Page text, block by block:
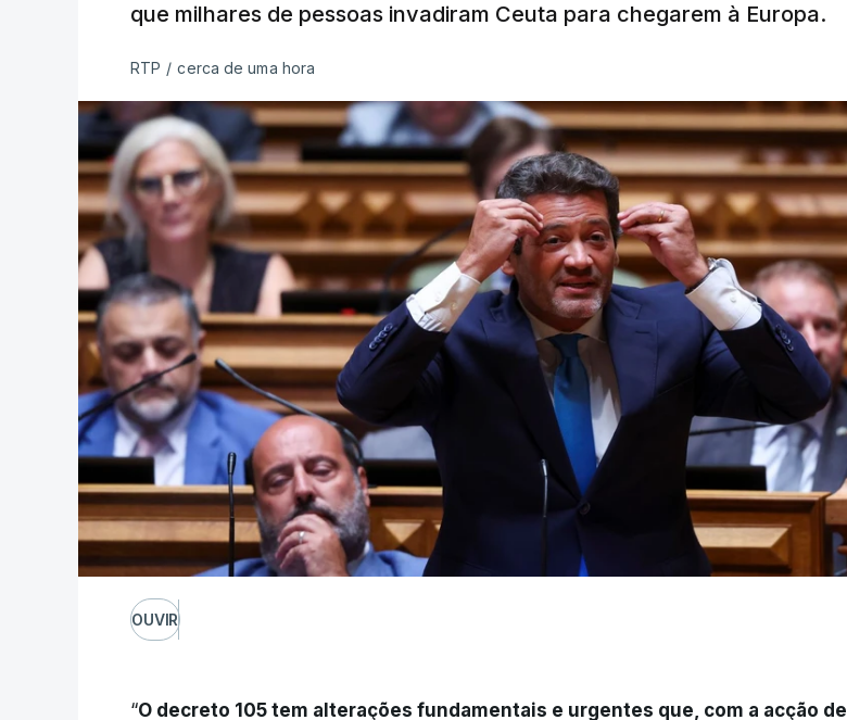
que milhares de pessoas invadiram Ceuta para chegarem à Europa.
RTP / cerca de uma hora
OUVIR
“O decreto 105 tem alterações fundamentais e urgentes que, com a acção de